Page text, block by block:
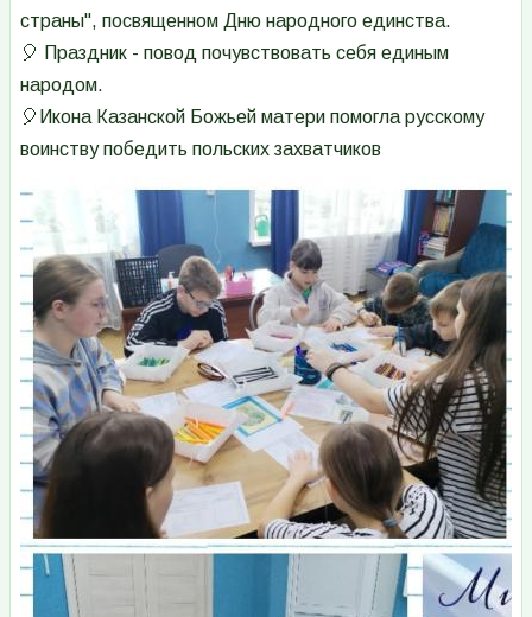
страны", посвященном Дню народного единства.
🎈 Праздник - повод почувствовать себя единым
народом.
🎈Икона Казанской Божьей матери помогла русскому
воинству победить польских захватчиков